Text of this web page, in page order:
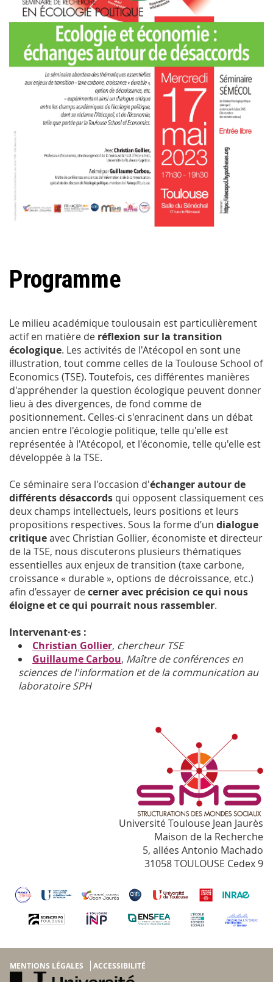
Programme
Le milieu académique toulousain est particulièrement
actif en matière de réflexion sur la transition
écologique. Les activités de l'Atécopol en sont une
illustration, tout comme celles de la Toulouse School of
Economics (TSE). Toutefois, ces différentes manières
d'appréhender la question écologique peuvent donner
lieu à des divergences, de fond comme de
positionnement. Celles-ci s'enracinent dans un débat
ancien entre l'écologie politique, telle qu'elle est
représentée à l'Atécopol, et l'économie, telle qu'elle est
développée à la TSE.
Ce séminaire sera l'occasion d'échanger autour de
différents désaccords qui opposent classiquement ces
deux champs intellectuels, leurs positions et leurs
propositions respectives. Sous la forme d’un dialogue
critiqueavec Christian Gollier, économiste et directeur
de la TSE, nous discuterons plusieurs thématiques
essentielles aux enjeux de transition (taxe carbone,
croissance « durable », options de décroissance, etc.)
afin d’essayer decerner avec précision ce qui nous
éloigne et ce qui pourrait nous rassembler.
Intervenant·es :
Christian Gollier, chercheur TSE
Guillaume Carbou, Maître de conférences en
sciences de l'information et de la communication au
laboratoire SPH
Université Toulouse Jean Jaurès
Maison de la Recherche
5, allées Antonio Machado
31058 TOULOUSE Cedex 9
MENTIONS LÉGALES ACCESSIBILITÉ